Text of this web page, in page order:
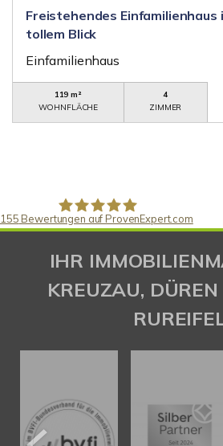
Freistehendes Einfamilienhaus
tollem Blick
Einfamilienhaus
119 m²
WOHNFLÄCHE
4
ZIMMER
Gaspar Immobilienberatung
155 Bewertungen auf ProvenExpert.com
IHR
KREUZAU,